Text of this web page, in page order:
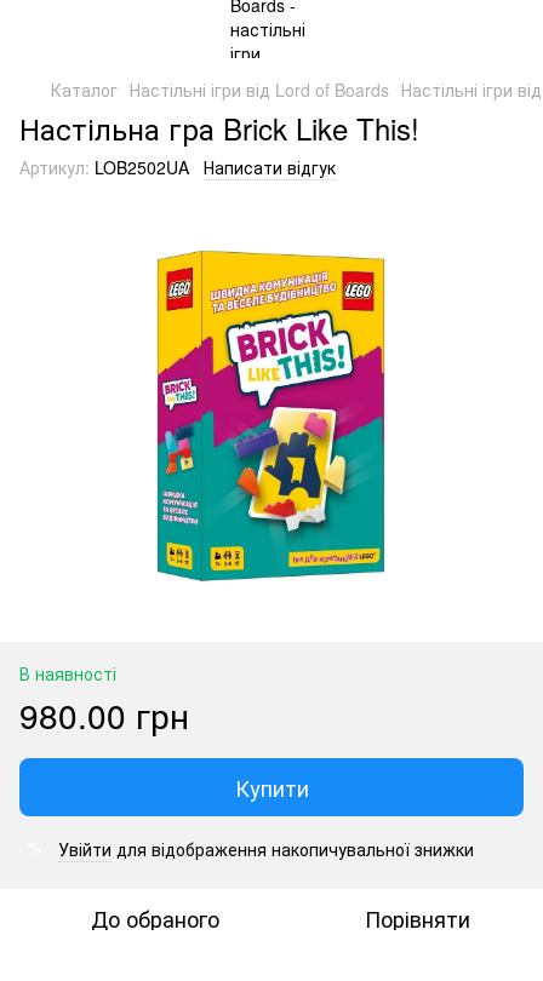
Каталог Настільні ігри від Lord of Boards Настільні ігри
Настільна гра Brick Like This!
Артикул: LOB2502UA Написати відгук
В наявності
980.00 грн
Купити
Увійти для відображення накопичувальної знижки
До обраного Порівняти